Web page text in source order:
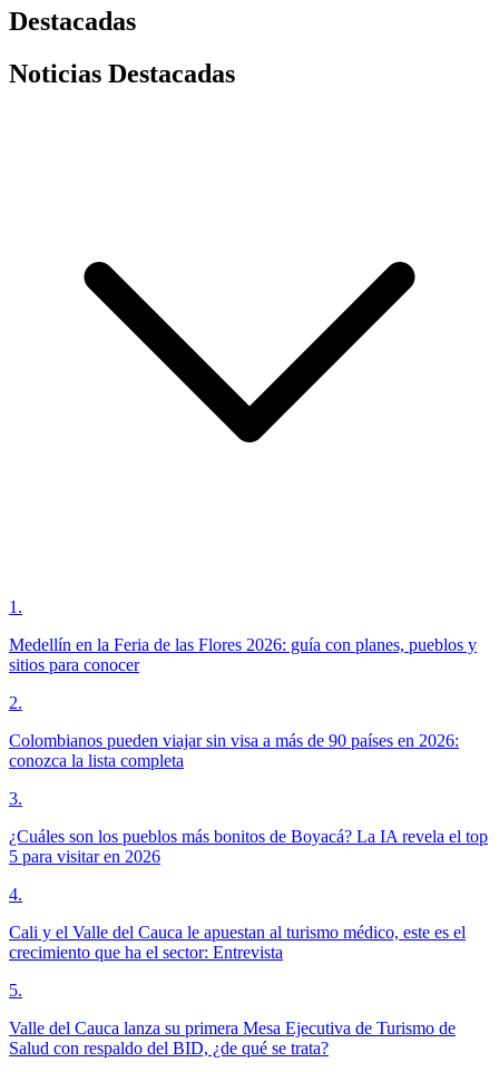
Destacadas
Noticias Destacadas
1 .
Medellín en la Feria de las Flores 2026: guía con planes, pueblos y
sitios para conocer
2.
Colombianos pueden viajar sin visa a más de 90 países en 2026:
conozca la lista completa
3.
¿Cuáles son los pueblos más bonitos de Boyacá? La IA revela el top
5 para visitar en 2026
4.
Cali y el Valle del Cauca le apuestan al turismo médico, este es el
crecimiento que ha el sector: Entrevista
5.
Valle del Cauca lanza su primera Mesa Ejecutiva de Turismo de
Salud con respaldo del BID, ¿de qué se trata?